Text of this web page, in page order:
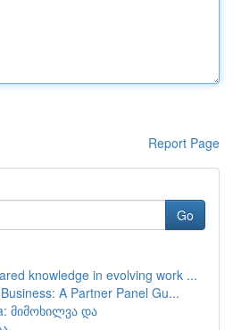
Report Page
Go
knowledge in evolving work ...
A Partner Panel Gu...
მიმოხილვა და